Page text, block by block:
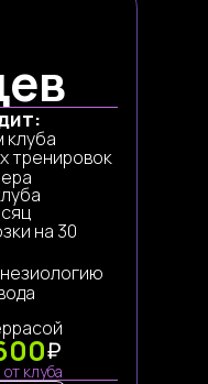
клуба
тренировок
на 30
₽
клуба